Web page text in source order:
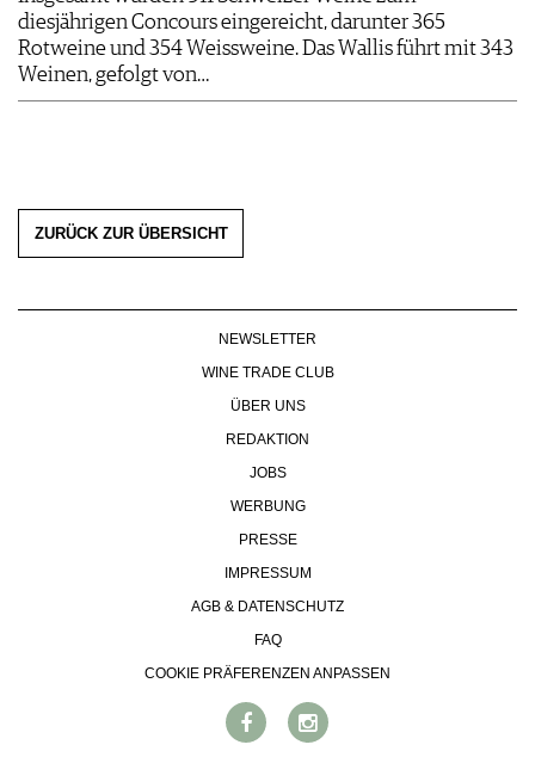
diesjährigen Concours eingereicht, darunter 365
Rotweine und 354 Weissweine. Das Wallis führt mit 343
Weinen, gefolgt von…
ZURÜCK ZUR ÜBERSICHT
NEWSLETTER
WINE TRADE CLUB
ÜBER UNS
REDAKTION
JOBS
WERBUNG
PRESSE
IMPRESSUM
AGB & DATENSCHUTZ
FAQ
COOKIE PRÄFERENZEN ANPASSEN